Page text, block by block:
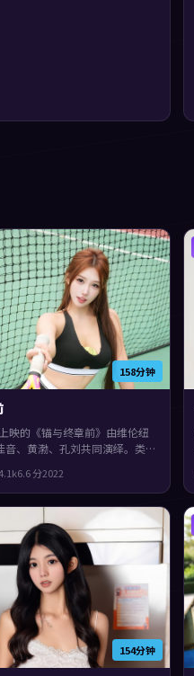
158分钟
映的《锚与终章前》由维伦纽
音、黄渤、孔刘共同演绎。类型
，适合喜欢细腻叙事与人物刻
k6.6分2022
154分钟